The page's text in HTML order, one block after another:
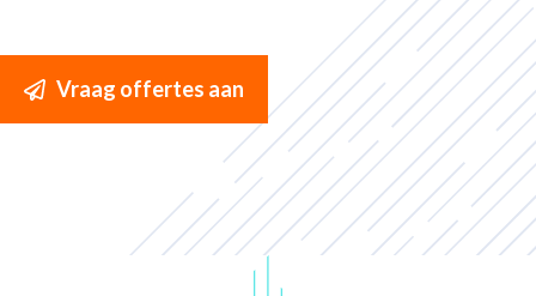
Vraag offertes aan